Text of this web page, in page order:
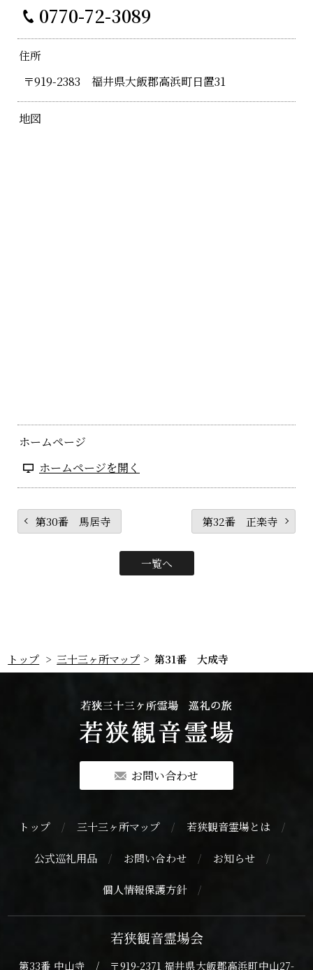
0770-72-3089
住所
〒919-2383 福井県大飯郡高浜町日置31
地図
ホームページ
ホームページを開く
第30番 馬居寺 第32番 正楽寺
一覧へ
トップ 三十三ヶ所マップ 第31番 大成寺
お問い合わせ
トップ 三十三ヶ所マップ 若狭観音霊場とは
公式巡礼用品 お問い合わせ お知らせ
個人情報保護方針
若狭観音霊場会
第33番 中山寺 / 〒919-2371 福井県大飯郡高浜町中山27-